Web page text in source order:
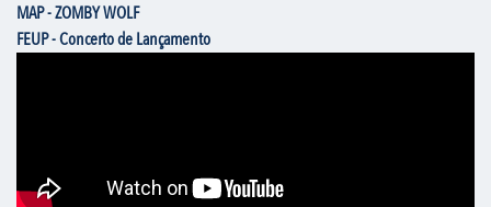
MAP - ZOMBY WOLF
FEUP - Concerto de Lançamento